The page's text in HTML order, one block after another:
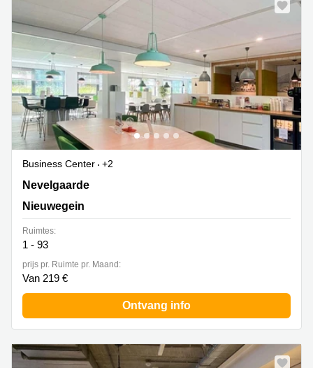
Business Center
+2
Nevelgaarde 8, Nieuwegein
Nevelgaarde
Nieuwegein
Ruimtes:
1 - 93
prijs pr. Ruimte pr. Maand:
Van 219 €
Ontvang info